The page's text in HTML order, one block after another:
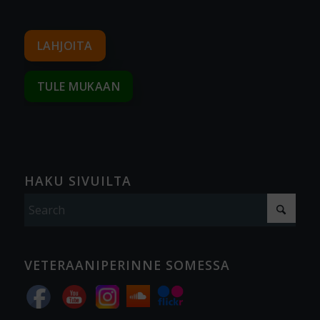
LAHJOITA
TULE MUKAAN
HAKU SIVUILTA
VETERAANIPERINNE SOMESSA